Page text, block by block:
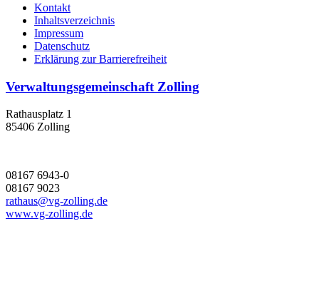
Kontakt
Inhaltsverzeichnis
Impressum
Datenschutz
Erklärung zur Barrierefreiheit
Verwaltungsgemeinschaft Zolling
Rathausplatz 1
85406 Zolling
08167 6943-0
08167 9023
rathaus@vg-zolling.de
www.vg-zolling.de